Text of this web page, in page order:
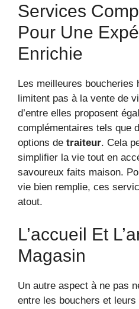
Services
Pour Une
Enrichie
Les meilleures boucheries
limitent pas à la vente de
d’entre elles proposent
complémentaires tels que
options de traiteur. Cela
simplifier la vie tout en
savoureux faits maison.
vie bien remplie, ces
atout.
L’accueil Et
Magasin
Un autre aspect à ne pas
entre les bouchers et leurs